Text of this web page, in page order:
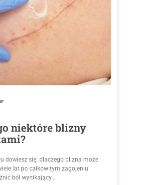
niektóre blizny
dowiesz się: dlaczego blizna może
lat po całkowitym zagojeniu
ból wynikający...